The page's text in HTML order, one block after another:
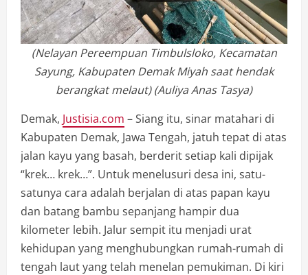
(Nelayan Pereempuan Timbulsloko, Kecamatan
Sayung, Kabupaten Demak Miyah saat hendak
berangkat melaut) (Auliya Anas Tasya)
Demak, Justisia.com – Siang itu, sinar matahari di
Kabupaten Demak, Jawa Tengah, jatuh tepat di atas
jalan kayu yang basah, berderit setiap kali dipijak
“krek… krek…”. Untuk menelusuri desa ini, satu-
satunya cara adalah berjalan di atas papan kayu
dan batang bambu sepanjang hampir dua
kilometer lebih. Jalur sempit itu menjadi urat
kehidupan yang menghubungkan rumah-rumah di
tengah laut yang telah menelan pemukiman. Di kiri